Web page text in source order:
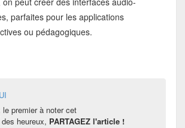
parfaites pour les applications
ou pédagogiques.
le premier à noter cet
heureux, PARTAGEZ l'article !